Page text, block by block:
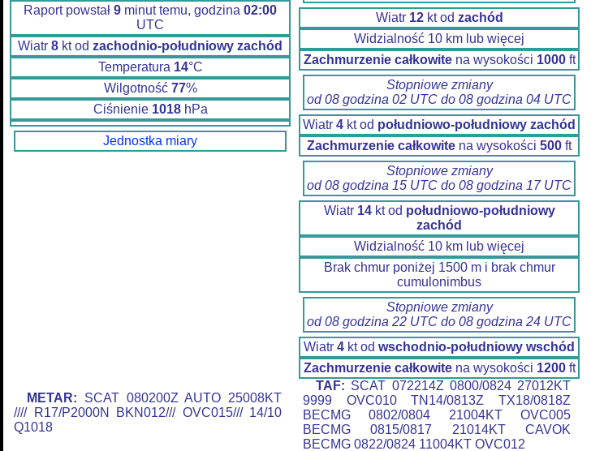
Raport powstał 9 minut temu, godzina 02:00
UTC
Wiatr 8 kt od zachodnio-południowy zachód
Temperatura 14°C
Wilgotność 77%
Ciśnienie 1018hPa
Jednostka miary
METAR: SCAT 080200Z AUTO 25008KT
//// R17/P2000N BKN012/// OVC015/// 14/10
Q1018
Wiatr 12kt od zachód
Widzialność 10 km lub więcej
Zachmurzenie całkowitena wysokości 1000ft
Stopniowe zmiany
od 08 godzina 02 UTC do 08 godzina 04 UTC
Wiatr 4 kt od południowo-południowy zachód
Zachmurzenie całkowite na wysokości 500 ft
Stopniowe zmiany
od 08 godzina 15 UTC do 08 godzina 17 UTC
Wiatr 14kt od południowo-południowy
zachód
Widzialność 10 km lub więcej
Brak chmur poniżej 1500 m i brak chmur
cumulonimbus
Stopniowe zmiany
od 08 godzina 22 UTC do 08 godzina 24 UTC
Wiatr 4 kt od wschodnio-południowy wschód
Zachmurzenie całkowitena wysokości 1200ft
TAF: SCAT 072214Z 0800/0824 27012KT
9999 OVC010 TN14/0813Z TX18/0818Z
BECMG 0802/0804 21004KT OVC005
BECMG 0815/0817 21014KT CAVOK
BECMG 0822/0824 11004KT OVC012